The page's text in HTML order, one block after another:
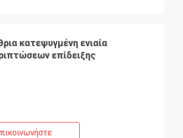
κατεψυγμένη ενιαία
επίδειξης